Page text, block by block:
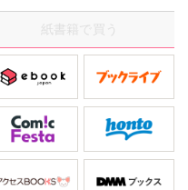
敗なんて!?
紙書籍で買う